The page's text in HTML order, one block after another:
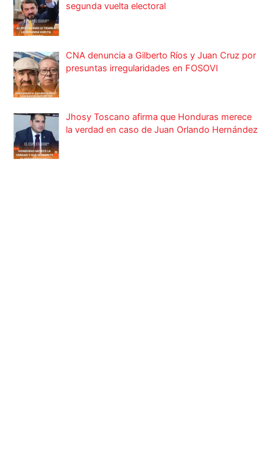
segunda vuelta electoral
CNA denuncia a Gilberto Ríos y Juan Cruz por
presuntas irregularidades en FOSOVI
Jhosy Toscano afirma que Honduras merece
la verdad en caso de Juan Orlando Hernández